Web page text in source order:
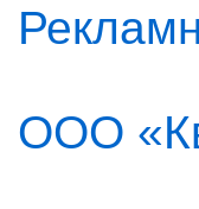
ООО